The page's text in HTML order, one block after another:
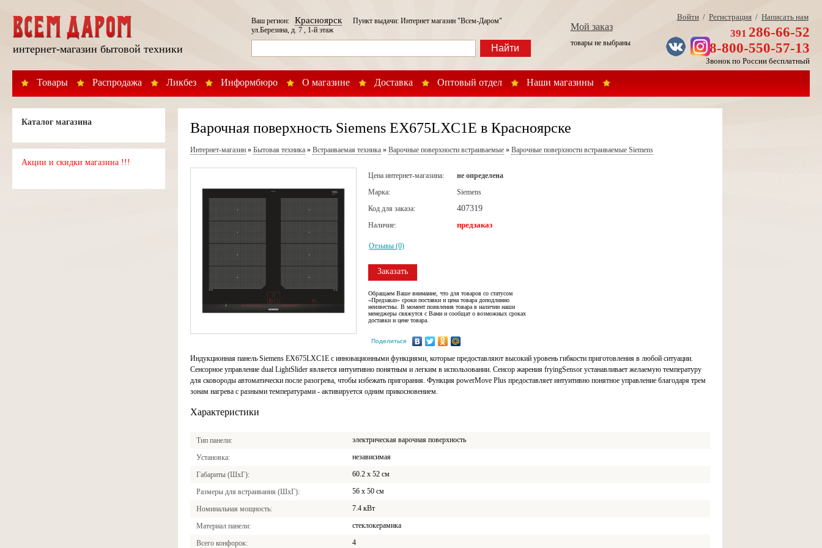
интернет-магазин бытовой техники
Товары Распродажа Ликбез Информбюро О магазине Доставка Оптовый отдел Наши магазины
Ваш регион:КрасноярскПункт выдачи: Интернет магазин "Всем-Даром"
ул.Березина, д. 7 , 1-й этаж
Найти
Мой заказ
товары не выбраны
Войти/ Регистрация/ Написать нам
391 286-66-52
8-800-550-57-13
Звонок по России бесплатный
Каталог магазина
Акции и скидки магазина !!!
Варочная поверхность Siemens EX675LXC1E в Красноярске
Интернет-магазин »Бытовая техника »Встраиваемая техника »Варочные поверхности встраиваемые »Варочные поверхности встраиваемые Siemens
Цена интернет-магазина:
не определена
Марка:
Siemens
Код для заказа:
407319
Наличие: предзаказ
Отзывы (0)
Заказать
Обращаем Ваше внимание, что для товаров со статусом
«Предзаказ» сроки поставки и цена товара доподлинно
неизвестны. В момент появления товара в наличии наши
менеджеры свяжутся с Вами и сообщат о возможных сроках
доставки и цене товара.
Поделиться
Индукционная панель Siemens EX675LXC1E с инновационными функциями, которые предоставляют высокий уровень гибкости приготовления в любой ситуации.
Сенсорное управление dual LightSlider является интуитивно понятным и легким в использовании. Сенсор жарения fryingSensor устанавливает желаемую температуру
для сковороды автоматически после разогрева, чтобы избежать пригорания. Функция powerMove Plus предоставляет интуитивно понятное управление благодаря трем
зонам нагрева с разными температурами - активируется одним прикосновением.
Характеристики
Тип панели электрическая варочная поверхность
Установка независимая
Габариты (ШхГ) 60.2 x 52 см
Размеры для встраивания (ШхГ) 56 x 50 см
Номинальная мощность 7.4 кВт
Материал панели стеклокерамика
Всего конфорок 4